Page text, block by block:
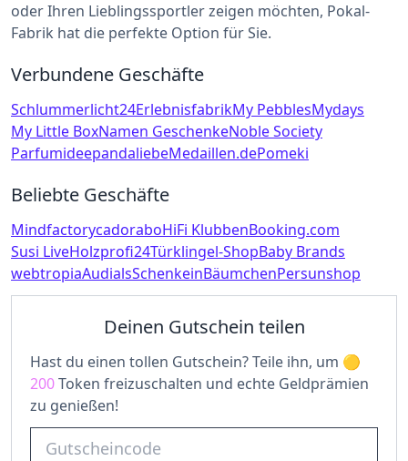
oder Ihren Lieblingssportler zeigen möchten, Pokal-
Fabrik hat die perfekte Option für Sie.
Verbundene Geschäfte
Schlummerlicht24ErlebnisfabrikMy PebblesMydays
My Little BoxNamen GeschenkeNoble Society
ParfumideepandaliebeMedaillen.dePomeki
Beliebte Geschäfte
MindfactorycadoraboHiFi KlubbenBooking.com
Susi LiveHolzprofi24Türklingel-ShopBaby Brands
webtropiaAudialsSchenkeinBäumchenPersunshop
Deinen Gutschein teilen
Hast du einen tollen Gutschein? Teile ihn, um
200Token freizuschalten und echte Geldprämien
zu genießen!